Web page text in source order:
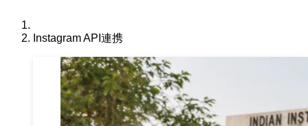
Instagram API連携